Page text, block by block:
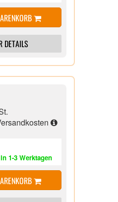
DETAILS
1-3 Werktagen